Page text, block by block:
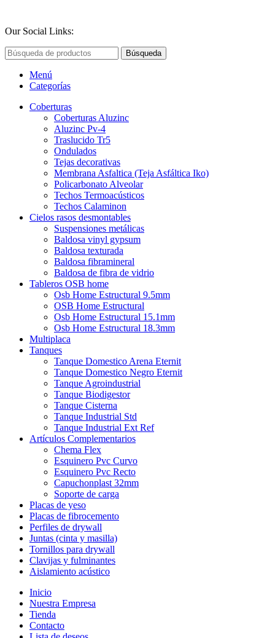
Our Social Links:
Búsqueda
Menú
Categorías
Coberturas
Coberturas Aluzinc
Aluzinc Pv-4
Traslucido Tr5
Ondulados
Tejas decorativas
Membrana Asfaltica (Teja Asfáltica Iko)
Policarbonato Alveolar
Techos Termoacústicos
Techos Calaminon
Cielos rasos desmontables
Suspensiones metálicas
Baldosa vinyl gypsum
Baldosa texturada
Baldosa fibramineral
Baldosa de fibra de vidrio
Tableros OSB home
Osb Home Estructural 9.5mm
OSB Home Estructural
Osb Home Estructural 15.1mm
Osb Home Estructural 18.3mm
Multiplaca
Tanques
Tanque Domestico Arena Eternit
Tanque Domestico Negro Eternit
Tanque Agroindustrial
Tanque Biodigestor
Tanque Cisterna
Tanque Industrial Std
Tanque Industrial Ext Ref
Artículos Complementarios
Chema Flex
Esquinero Pvc Curvo
Esquinero Pvc Recto
Capuchonplast 32mm
Soporte de carga
Placas de yeso
Placas de fibrocemento
Perfiles de drywall
Juntas (cinta y masilla)
Tornillos para drywall
Clavijas y fulminantes
Aislamiento acústico
Inicio
Nuestra Empresa
Tienda
Contacto